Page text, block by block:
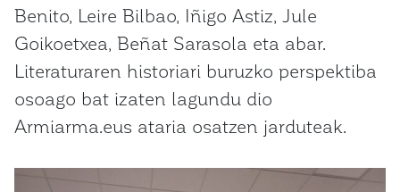
Benito, Leire Bilbao, Iñigo Astiz, Jule
Goikoetxea, Beñat Sarasola eta abar.
Literaturaren historiari buruzko perspektiba
osoago bat izaten lagundu dio
Armiarma.eus ataria osatzen jarduteak.